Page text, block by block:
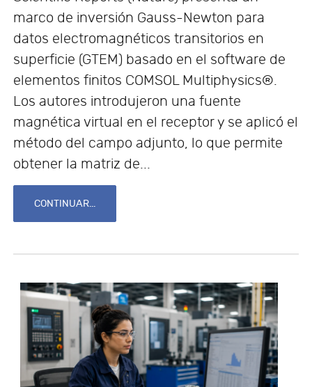
marco de inversión Gauss-Newton para
datos electromagnéticos transitorios en
superficie (GTEM) basado en el software de
elementos finitos COMSOL Multiphysics®.
Los autores introdujeron una fuente
magnética virtual en el receptor y se aplicó el
método del campo adjunto, lo que permite
obtener la matriz de...
CONTINUAR...